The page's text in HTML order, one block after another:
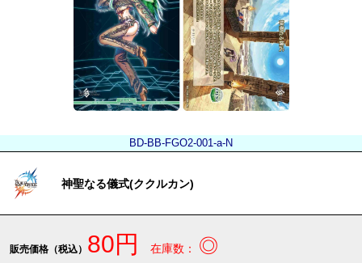
BD-BB-FGO2-001-a-N
神聖なる儀式(ククルカン)
販売価格（税込） 80円 在庫数： ◎